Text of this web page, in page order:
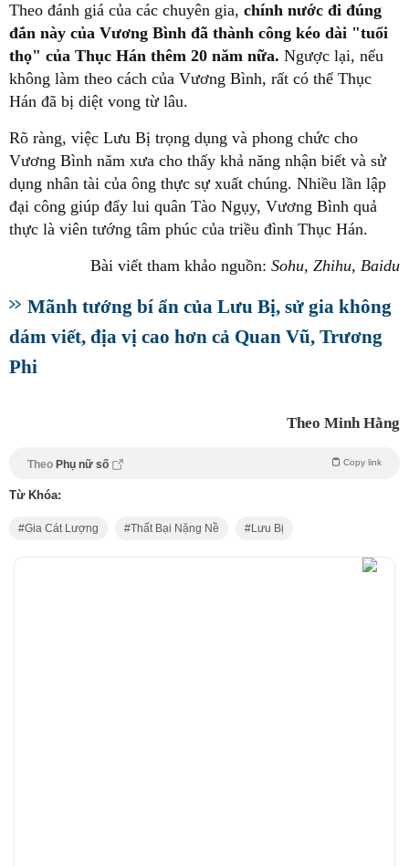
Theo đánh giá của các chuyên gia, chính nước đi đúng
đắn này của Vương Bình đã thành công kéo dài "tuổi
thọ" của Thục Hán thêm 20 năm nữa. Ngược lại, nếu
không làm theo cách của Vương Bình, rất có thể Thục
Hán đã bị diệt vong từ lâu.
Rõ ràng, việc Lưu Bị trọng dụng và phong chức cho
Vương Bình năm xưa cho thấy khả năng nhận biết và sử
dụng nhân tài của ông thực sự xuất chúng. Nhiều lần lập
đại công giúp đẩy lui quân Tào Ngụy, Vương Bình quả
thực là viên tướng tâm phúc của triều đình Thục Hán.
Bài viết tham khảo nguồn: Sohu, Zhihu, Baidu
Mãnh tướng bí ẩn của Lưu Bị, sử gia không
dám viết, địa vị cao hơn cả Quan Vũ, Trương
Phi
Theo Minh Hằng
Theo Phụ nữ số Copy link
Từ Khóa:
Gia Cát Lượng Thất Bại Nặng Nề Lưu Bị